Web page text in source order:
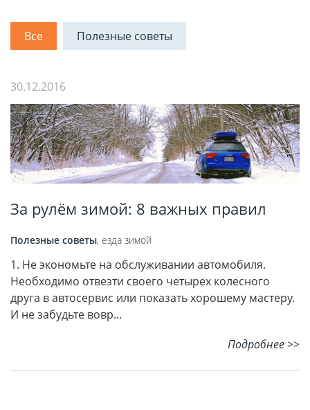
Все Полезные советы
30.12.2016
За рулём зимой: 8 важных правил
Полезные советы, езда зимой
1. Не экономьте на обслуживании автомобиля.
Необходимо отвезти своего четырех колесного
друга в автосервис или показать хорошему мастеру.
И не забудьте вовр...
Подробнее >>